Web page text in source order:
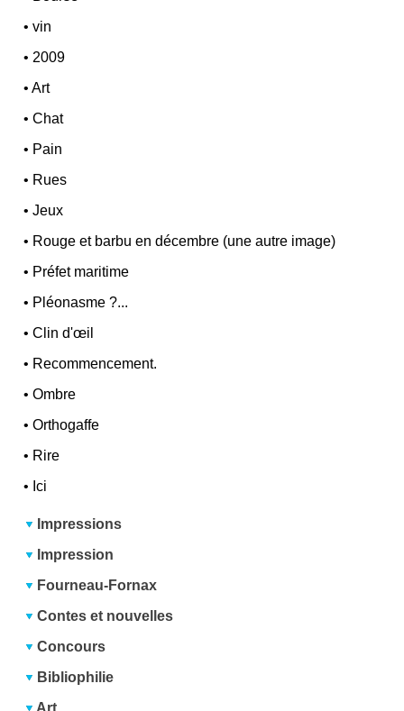
•vin
• 2009
•Art
•Chat
• Pain
• Rues
•Jeux
• Rouge et barbu en décembre (une autre image)
• Préfet maritime
• Pléonasme ?...
•Clin d'œil
• Recommencement.
•Ombre
•Orthogaffe
• Rire
• Ici
Impressions
Impression
Fourneau-Fornax
Contes et nouvelles
Concours
Bibliophilie